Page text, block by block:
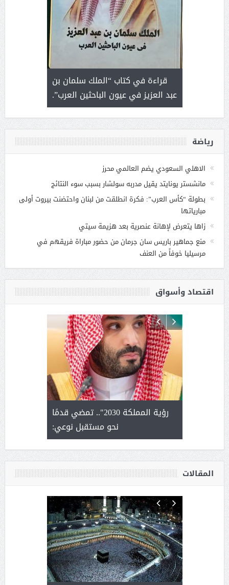
قراءة في كتاب “الملك سلمان بن
عبد العزيز في عيون الباحثين العرب”.
لايعرف
رياضة
الاهلي السعودي يضم العالمي محرز
مانشستر يونايتد يقيل مدربه سولشار بسبب سوء النتائج
بطولة “كأس العرب”: فكرة انطلقت من لبنان واحتضنت بيروت أولى
مبارياتها
زاها يتعرض لإهانة عنصرية بعد هزيمة سيتي
منع جماهير باريس سان جرمان من حضور مباراة فريقهم في
مرسيليا خوفاً من العنف
اقتصاد وأسواق
يحصل
رؤية المملكة 2030".. تمضي قدمًا
نحو مستقبل نوعي:
ورشة
عنيزة
المقالات